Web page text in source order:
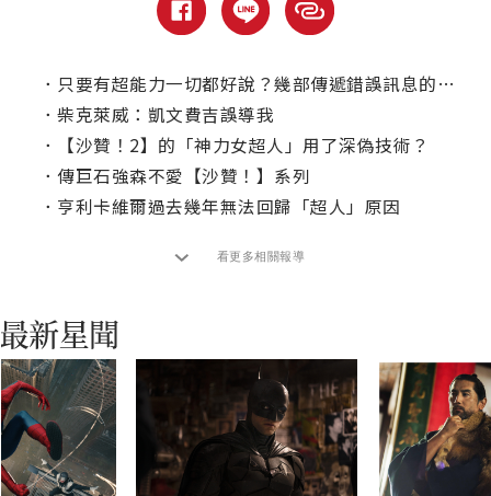
． 只要有超能力一切都好說？幾部傳遞錯誤訊息的漫改電影
． 柴克萊威：凱文費吉誤導我
．
【沙贊！2】的「神力女超人」用了深偽技術？
． 傳巨石強森不愛【沙贊！】系列
． 亨利卡維爾過去幾年無法回歸「超人」原因
看更多相關報導